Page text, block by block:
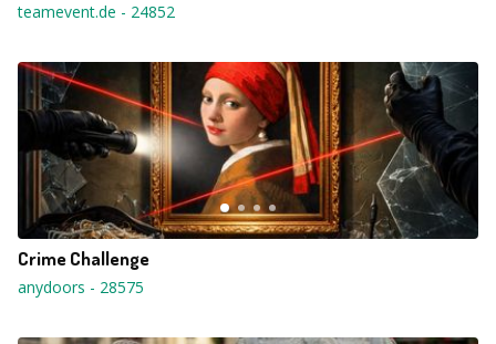
teamevent.de - 24852
Crime Challenge
anydoors - 28575